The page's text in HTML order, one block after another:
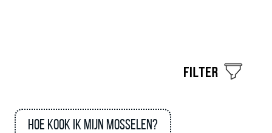
Hoe kook ik mijn mosselen?